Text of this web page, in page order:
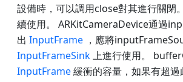
設備時，可以調用close對其進行關閉
續使用。 ARKitCameraDevice通過
出 InputFrame ，應將
InputFrameSink上進行使用。
InputFrame緩衝的容量，如果有超過